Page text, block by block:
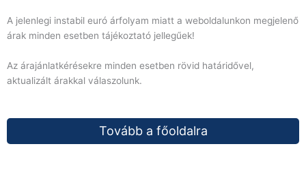
A jelenlegi instabil euró árfolyam miatt a weboldalunkon megjelenő
árak minden esetben tájékoztató jellegűek!
Az árajánlatkérésekre minden esetben rövid határidővel,
aktualizált árakkal válaszolunk.
Tovább a főoldalra